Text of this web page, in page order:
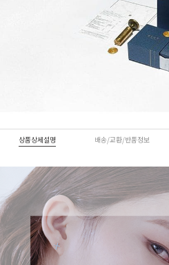
상품상세설명 배송/교환/반품정보